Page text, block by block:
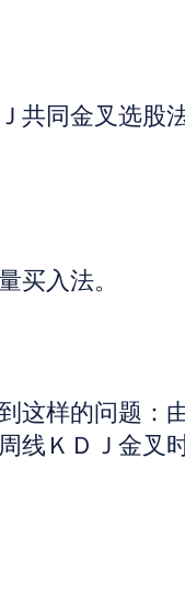
同金叉选股
入法。
样的问题：
线ＫＤＪ金叉